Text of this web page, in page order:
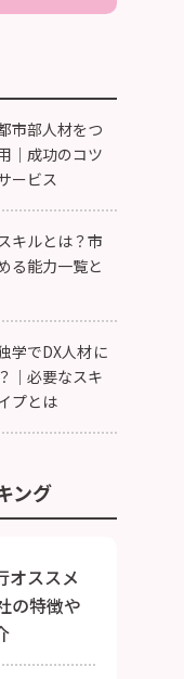
市部人材をつ
｜成功のコツ
ービス
キルとは？市
る能力一覧と
学でDX人材に
｜必要なスキ
プとは
ング
オススメ
の特徴や